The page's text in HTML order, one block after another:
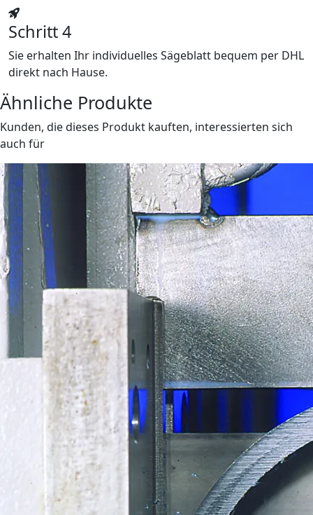
Schritt 4
Sie erhalten Ihr individuelles Sägeblatt bequem per DHL
direkt nach Hause.
Ähnliche Produkte
Kunden, die dieses Produkt kauften, interessierten sich
auch für